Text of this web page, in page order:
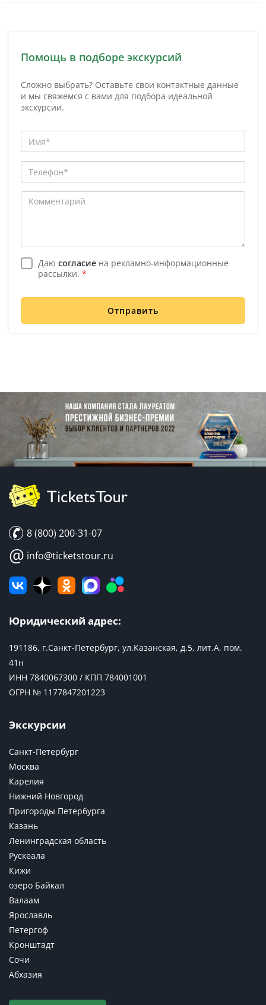
Помощь в подборе экскурсий
Сложно выбрать? Оставьте свои контактные данные
и мы свяжемся с вами для подбора идеальной
экскурсии.
Даю согласие на рекламно-информационные
рассылки. *
Отправить
8 (800) 200-31-07
@ info@ticketstour.ru
Юридический адрес:
191186, г.Санкт-Петербург, ул.Казанская, д.5, лит.А, пом.
41н
ИНН 7840067300 / КПП 784001001
ОГРН № 1177847201223
Экскурсии
Санкт-Петербург
Москва
Карелия
Нижний Новгород
Пригороды Петербурга
Казань
Ленинградская область
Рускеала
Кижи
озеро Байкал
Валаам
Ярославль
Петергоф
Кронштадт
Сочи
Абхазия